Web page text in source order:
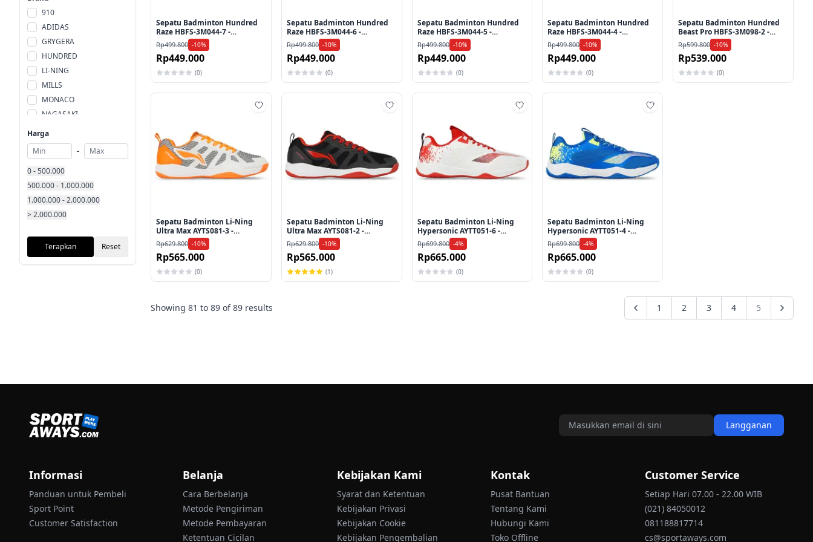
42 1/3
44
45
All Size
L
S
UK 35
XS
910
ADIDAS
GRYGERA
HUNDRED
LI-NING
MILLS
MONACO
NAGASAKI
ORTUSEIGHT
SPECS
SPOTEC
YONEX
Harga
-
0 - 500.000
500.000 - 1.000.000
1.000.000 - 2.000.000
> 2.000.000
Terapkan Reset
Sepatu Badminton Hundred
Raze HBFS-3M044-7 -
Yellow/Grey
Rp499.800 -10%
Rp449.000
(0)
Sepatu Badminton Hundred
Raze HBFS-3M044-6 -
White/Black/Red
Rp499.800 -10%
Rp449.000
(0)
Sepatu Badminton Hundred
Raze HBFS-3M044-5 -
Red/Black/White
Rp499.800 -10%
Rp449.000
(0)
Sepatu Badminton Hundred
Raze HBFS-3M044-4 -
Blue/White
Rp499.800 -10%
Rp449.000
(0)
Sepatu Badminton Hundred
Beast Pro HBFS-3M098-2 -
White/Grey
Rp599.800 -10%
Rp539.000
(0)
Sepatu Badminton Li-Ning
Ultra Max AYTS081-3 -
White/Orange
Rp629.800 -10%
Rp565.000
(0)
Sepatu Badminton Li-Ning
Ultra Max AYTS081-2 -
Black/Red
Rp629.800 -10%
Rp565.000
(1)
Sepatu Badminton Li-Ning
Hypersonic AYTT051-6 -
White/Red
Rp699.800 -4%
Rp665.000
(0)
Sepatu Badminton Li-Ning
Hypersonic AYTT051-4 -
Blue/Lime
Rp699.800 -4%
Rp665.000
(0)
Showing81 to89 of89 results 1 2 3 4 5
Langganan
Informasi
Panduan untuk Pembeli
Sport Point
Customer Satisfaction
Belanja
Cara Berbelanja
Metode Pengiriman
Metode Pembayaran
Ketentuan Cicilan
Kebijakan Kami
Syarat dan Ketentuan
Kebijakan Privasi
Kebijakan Cookie
Kebijakan Pengembalian
Kontak
Pusat Bantuan
Tentang Kami
Hubungi Kami
Toko Offline
Customer Service
Setiap Hari 07.00 - 22.00 WIB
(021) 84050012
081188817714
cs@sportaways.com